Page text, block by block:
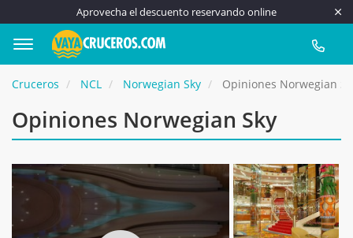
Aprovecha el descuento reservando online
917
Cruceros NCL Norwegian Sky Opiniones Norwegian
Opiniones Norwegian Sky